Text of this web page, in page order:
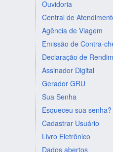
Ouvidoria
Central de
Agência de Viagem
Emissão de Contra-
Declaração de
Assinador Digital
Gerador GRU
Sua Senha
Esqueceu sua senha?
Cadastrar Usuário
Livro Eletrônico
Dados abertos